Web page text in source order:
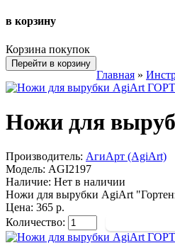
в корзину
Корзина покупок
Перейти в корзину
Главная »
Ножи для
Производитель: АгиАрт (AgiArt)
Модель: AGI2197
Наличие: Нет в наличии
Ножи для вырубки AgiArt
Цена: 365 р.
Количество: